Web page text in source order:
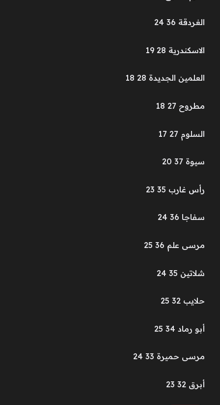
الغردقة 36 24
الاسكندرية 28 19
العلمين الجديدة 28 18
مطروح 27 18
السلوم 27 17
سيوة 37 20
رأس غارب 35 23
سفاجا 36 24
مرسى علم 36 25
شلاتين 35 24
حلايب 32 25
أبو رماد 34 25
مرسى حميرة 33 24
أبرق 32 23